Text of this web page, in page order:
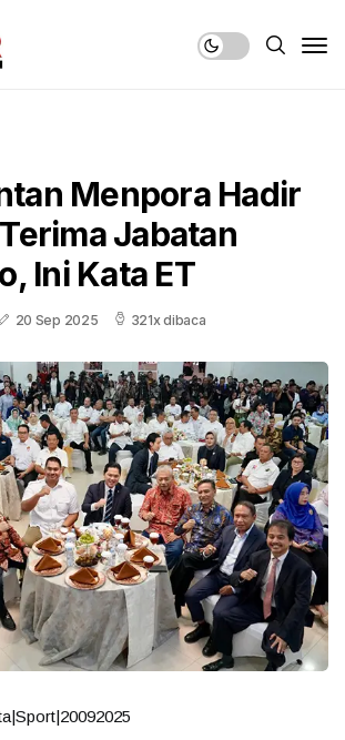
Menpora Hadir
Jabatan
Ini Kata ET
20 Sep 2025 321x dibaca